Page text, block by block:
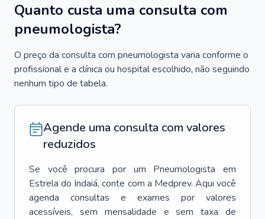
Quanto custa uma consulta com
pneumologista?
O preço da consulta com pneumologista varia conforme o
profissional e a clínica ou hospital escolhido, não seguindo
nenhum tipo de tabela.
Agende uma consulta com valores
reduzidos
Se você procura por um Pneumologista
em
Estrela do Indaiá, conte com a Medprev. Aqui você
agenda consultas e exames por valores
acessíveis, sem mensalidade e sem taxa de